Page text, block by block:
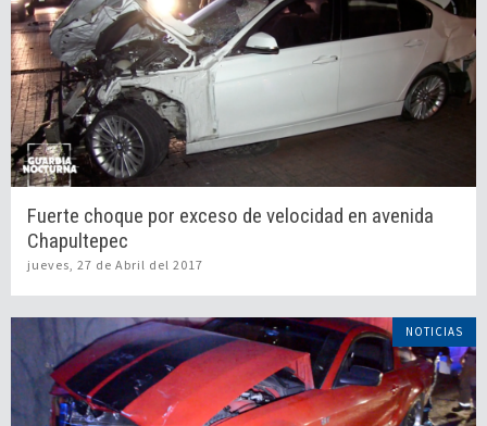
Fuerte choque por exceso de velocidad en avenida
Chapultepec
jueves, 27 de Abril del 2017
NOTICIAS